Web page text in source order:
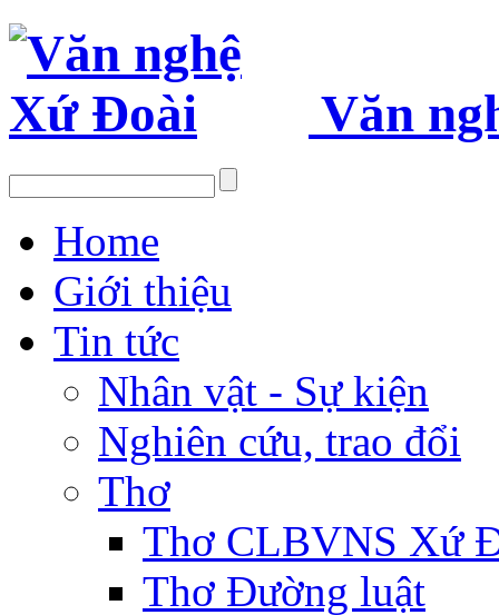
Văn
Home
Giới thiệu
Tin tức
Nhân vật - Sự kiện
Nghiên cứu, trao đổi
Thơ
Thơ CLBVNS Xứ
Thơ Đường luật